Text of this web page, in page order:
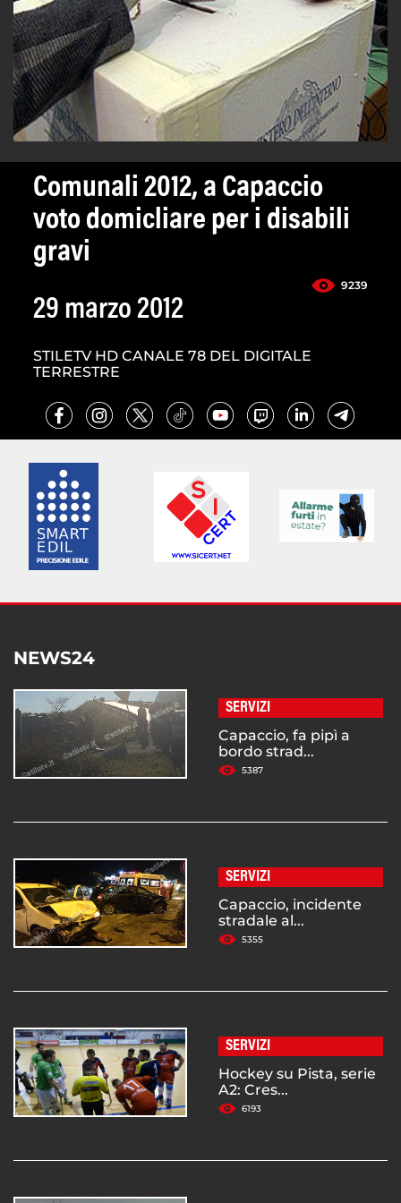
Comunali 2012, a Capaccio
voto domicliare per i disabili
gravi
9239
29 marzo 2012
STILETV HD CANALE 78 DEL DIGITALE
TERRESTRE
NEWS24
SERVIZI
Capaccio, fa pipì a
bordo strad...
5387
SERVIZI
Capaccio, incidente
stradale al...
5355
SERVIZI
Hockey su Pista, serie
A2: Cres...
6193